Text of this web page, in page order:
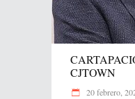
CJTOWN
20 febrero,